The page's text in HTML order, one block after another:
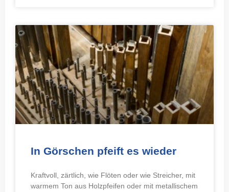
In Görschen pfeift es wieder
Kraftvoll, zärtlich, wie Flöten oder wie Streicher, mit
warmem Ton aus Holzpfeifen oder mit metallischem